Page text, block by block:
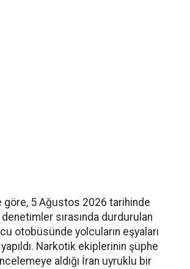
göre, 5 Ağustos 2026 tarihinde
sırasında durdurulan
otobüsünde yolcuların eşyaları
Narkotik ekiplerinin şüphe
aldığı İran uyruklu bir